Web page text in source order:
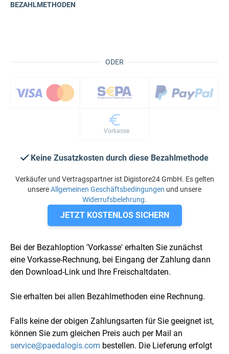
ODER
BEZAHLMETHODEN
Vorkasse
Keine Zusatzkosten durch diese Bezahlmethode
Verkäufer und Vertragspartner ist Digistore24 GmbH. Es gelten
unsereAllgemeinen Geschäftsbedingungen und unsere
Widerrufsbelehrung.
JETZT KOSTENLOS SICHERN
Bei der Bezahloption 'Vorkasse' erhalten Sie zunächst
eine Vorkasse-Rechnung, bei Eingang der Zahlung dann
den Download-Link und Ihre Freischaltdaten.
Sie erhalten bei allen Bezahlmethoden eine Rechnung.
Falls keine der obigen Zahlungsarten für Sie geeignet ist,
können Sie zum gleichen Preis auch per Mail an
service@paedalogis.com bestellen. Die Lieferung erfolgt